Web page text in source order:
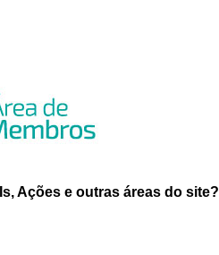
Ações e outras áreas do site?